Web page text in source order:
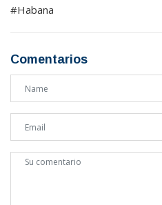
#Habana
Comentarios